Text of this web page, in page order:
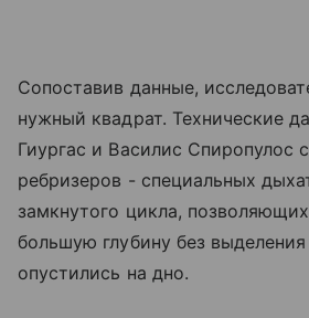
Сопоставив данные,
нужный квадрат. Технические
Гиургас и Василис Спиропулос
ребризеров - специальных
замкнутого цикла,
большую глубину без
опустились на дно.